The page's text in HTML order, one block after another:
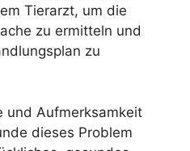
Tierarzt, um die
zu ermitteln und
zu
und Aufmerksamkeit
dieses Problem